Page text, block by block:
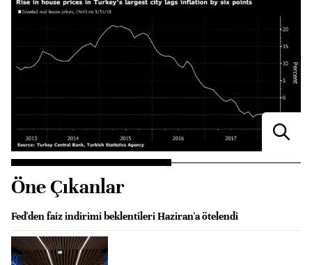
Öne Çıkanlar
Fed'den faiz indirimi beklentileri Haziran'a ötelendi